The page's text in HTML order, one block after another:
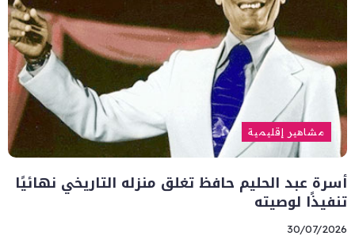
مشاهير إقليمية
أسرة عبد الحليم حافظ تغلق منزله التاريخي نهائيًا
تنفيذًا لوصيته
30/07/2026